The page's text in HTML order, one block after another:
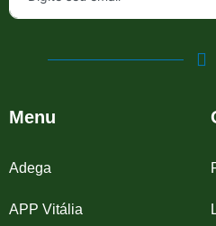
Menu
Adega
APP Vitália